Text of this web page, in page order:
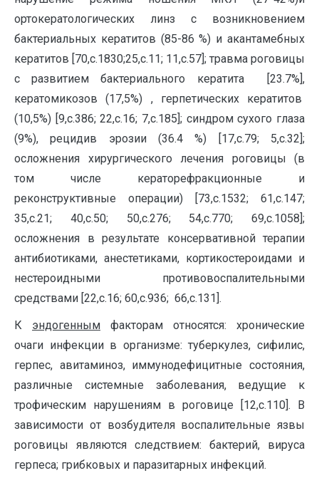
ортокератологических линз с возникновением
бактериальных кератитов (85-86 %) и акантамебных
кератитов [70,с.1830;25,с.11; 11,с.57]; травма роговицы
с развитием бактериального кератита [23.7%],
кератомикозов (17,5%) , герпетических кератитов
(10,5%) [9,с.386; 22,с.16; 7,с.185]; синдром сухого глаза
(9%), рецидив эрозии (36.4 %) [17,с.79; 5,с.32];
осложнения хирургического лечения роговицы (в
том числе кераторефракционные и
реконструктивные операции) [73,с.1532; 61,с.147;
35,с.21; 40,с.50; 50,с.276; 54,с.770; 69,с.1058];
осложнения в результате консервативной терапии
антибиотиками, анестетиками, кортикостероидами и
нестероидными противовоспалительными
средствами [22,с.16; 60,с.936; 66,с.131].
К эндогенным факторам относятся: хронические
очаги инфекции в организме: туберкулез, сифилис,
герпес, авитаминоз, иммунодефицитные состояния,
различные системные заболевания, ведущие к
трофическим нарушениям в роговице [12,с.110]. В
зависимости от возбудителя воспалительные язвы
роговицы являются следствием: бактерий, вируса
герпеса; грибковых и паразитарных инфекций.